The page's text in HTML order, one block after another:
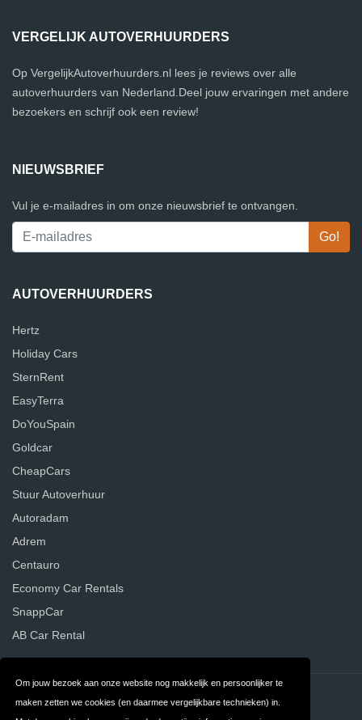
Om jouw bezoek aan onze website nog makkelijk en persoonlijker te
maken zetten we cookies (en daarmee vergelijkbare technieken) in.
VERGELIJK AUTOVERHUURDERS
Op VergelijkAutoverhuurders.nl lees je reviews over alle
autoverhuurders van Nederland.Deel jouw ervaringen met andere
bezoekers en schrijf ook een review!
NIEUWSBRIEF
Vul je e-mailadres in om onze nieuwsbrief te ontvangen.
AUTOVERHUURDERS
Hertz
Holiday Cars
SternRent
EasyTerra
DoYouSpain
Goldcar
CheapCars
Stuur Autoverhuur
Autoradam
Adrem
Centauro
Economy Car Rentals
SnappCar
AB Car Rental
Contact Privacy